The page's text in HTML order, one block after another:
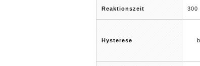
Reaktionszeit 300
Hysterese